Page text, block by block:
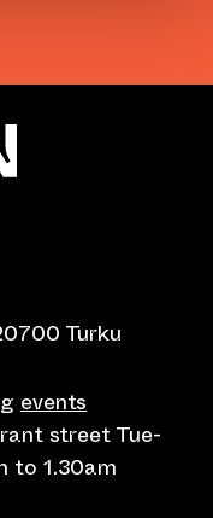
Turku
events
street Tue-
to 1.30am